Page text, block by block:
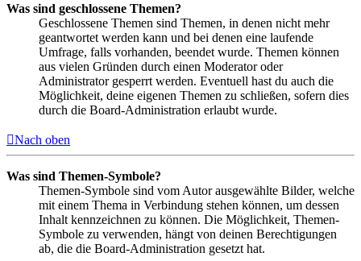
Was sind geschlossene Themen?
Geschlossene Themen sind Themen, in denen nicht mehr
geantwortet werden kann und bei denen eine laufende
Umfrage, falls vorhanden, beendet wurde. Themen können
aus vielen Gründen durch einen Moderator oder
Administrator gesperrt werden. Eventuell hast du auch die
Möglichkeit, deine eigenen Themen zu schließen, sofern dies
durch die Board-Administration erlaubt wurde.
Nach oben
Was sind Themen-Symbole?
Themen-Symbole sind vom Autor ausgewählte Bilder, welche
mit einem Thema in Verbindung stehen können, um dessen
Inhalt kennzeichnen zu können. Die Möglichkeit, Themen-
Symbole zu verwenden, hängt von deinen Berechtigungen
ab, die die Board-Administration gesetzt hat.